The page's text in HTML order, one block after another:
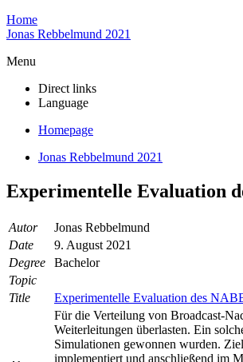
Home
Jonas Rebbelmund 2021
Menu
Direct links
Language
Homepage
Jonas Rebbelmund 2021
Experimentelle Evaluation
Autor
Jonas Rebbelmund
Date
9. August 2021
Degree
Bachelor
Topic
Title
Experimentelle Evaluation des
Für die Verteilung von Broadcast-
Weiterleitungen überlasten. Ein
Simulationen gewonnen wurden.
implementiert und anschließend im